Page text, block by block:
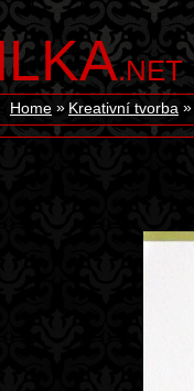
.NET
Home Kreativní tvorba